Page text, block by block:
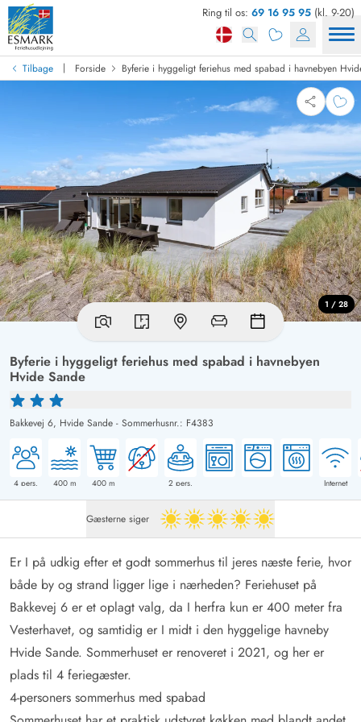
Ring til os: 69 16 95 95 (kl. 9-20)
Tilbage | Forside Byferie i hyggeligt feriehus med spabad i havnebyen
Byferie i hyggeligt feriehus med spabad i havnebyen
Hvide Sande
Bakkevej 6, Hvide Sande - Sommerhusnr.: F4383
4 pers. 400m 400m 2 pers. Internet
1 / 28
Gæsterne siger 5 ud af 5
Er I på udkig efter et godt sommerhus til jeres næste ferie, hvor
både by og strand ligger lige i nærheden? Feriehuset på
Bakkevej 6 er et oplagt valg, da I herfra kun er 400 meter fra
Vesterhavet, og samtidig er I midt i den hyggelige havneby
Hvide Sande. Sommerhuset er renoveret i 2021, og her er
plads til 4 feriegæster.
4-personers sommerhus med spabad